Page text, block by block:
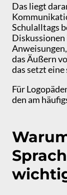
Das liegt
Schulalltags
das Äußern
das setzt
Für
den am